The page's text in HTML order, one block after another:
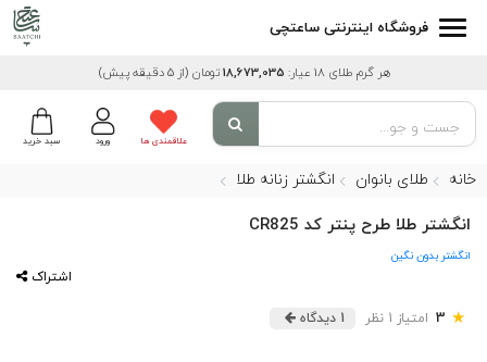
فروشگاه اینترنتی ساعتچی
هر گرم طلای 18 عیار: 18,673,035 تومان (از 5 دقیقه پیش)
سبد خرید ورود علاقمندی ها
خانه طلای بانوان انگشتر زنانه طلا
انگشتر طلا طرح پنتر کد CR825
انگشتر بدون نگین
اشتراک
★
3 امتیاز 1 نظر 1 دیدگاه